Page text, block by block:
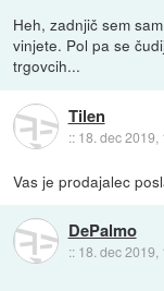
Heh, zadnjič sem
vinjete. Pol pa se
trgovcih...
Tilen
:: 18. dec 2019,
Vas je prodajalec
DePalmo
:: 18. dec 2019,